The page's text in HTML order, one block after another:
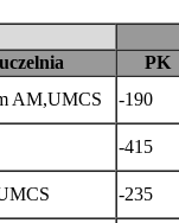
PK
AM,UMCS -190
-415
-235